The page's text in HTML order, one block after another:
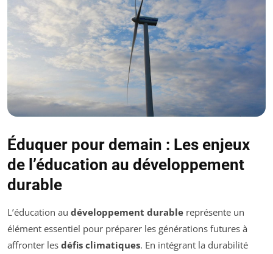
Éduquer pour demain : Les enjeux
de l’éducation au développement
durable
L’éducation au développement durable représente un
élément essentiel pour préparer les générations futures à
affronter les défis climatiques. En intégrant la durabilité